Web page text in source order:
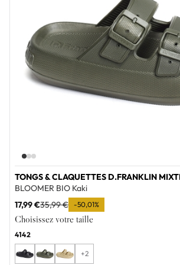
TONGS & CLAQUETTES D.FRANKLIN
BLOOMER BIO Kaki
17,99 €35,99 € -50,01%
Choisissez votre taille
4142
+2